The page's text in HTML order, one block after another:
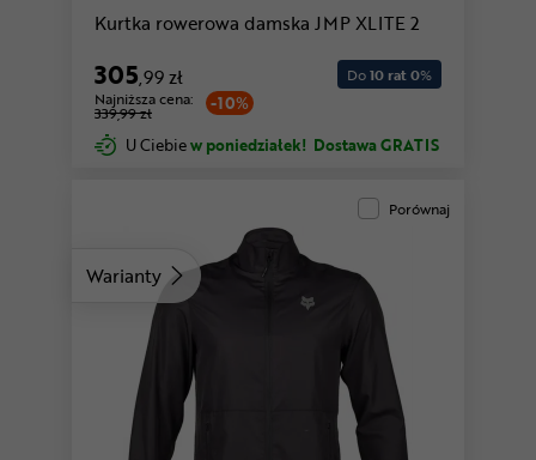
Kurtka rowerowa damska JMP XLITE 2
305,99 zł
-10%
Najniższa cena:
339,99 zł
Do10 rat 0%
U Ciebiew poniedziałek! Dostawa GRATIS
Warianty
Porównaj